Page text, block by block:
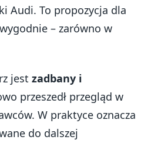
Audi. To propozycja dla
– zarówno w
jest zadbany i
przeszedł przegląd w
W praktyce oznacza
do dalszej